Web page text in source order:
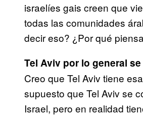
israelíes gais creen que
todas las comunidades
decir eso? ¿Por qué
Tel Aviv por lo general
Creo que Tel Aviv tiene
supuesto que Tel Aviv se
Israel, pero en realidad